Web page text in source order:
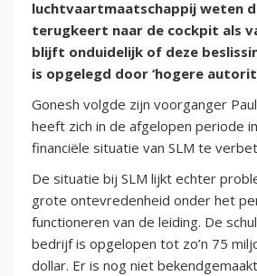
luchtvaartmaatschappij weten
terugkeert naar de cockpit als
blijft onduidelijk of deze
is opgelegd door ‘hogere
Gonesh volgde zijn voorganger
heeft zich in de afgelopen periode
financiële situatie van SLM te
De situatie bij SLM lijkt echter
grote ontevredenheid onder het
functioneren van de leiding. De
bedrijf is opgelopen tot zo’n 75
dollar. Er is nog niet